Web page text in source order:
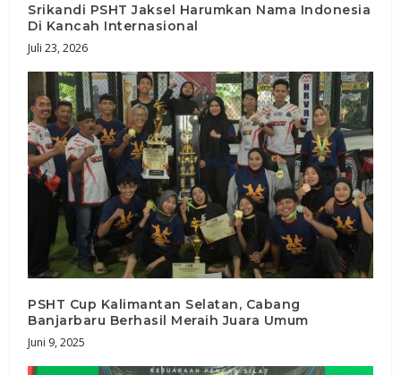
Srikandi PSHT Jaksel Harumkan Nama Indonesia
Di Kancah Internasional
Juli 23, 2026
PSHT Cup Kalimantan Selatan, Cabang
Banjarbaru Berhasil Meraih Juara Umum
Juni 9, 2025